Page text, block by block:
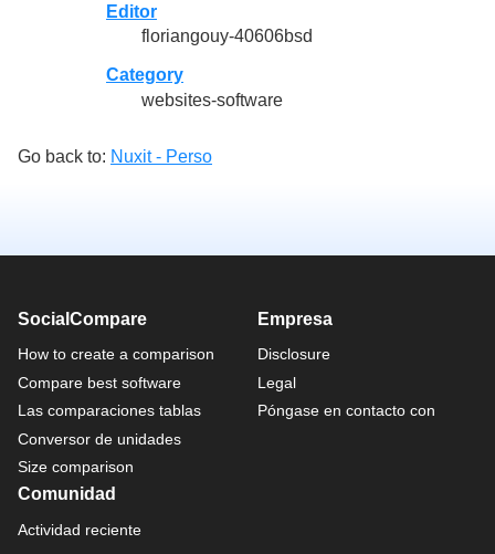
Editor
floriangouy-40606bsd
Category
websites-software
Go back to: Nuxit - Perso
SocialCompare
How to create a comparison
Compare best software
Las comparaciones tablas
Conversor de unidades
Size comparison
Empresa
Disclosure
Legal
Póngase en contacto con
Comunidad
Actividad reciente